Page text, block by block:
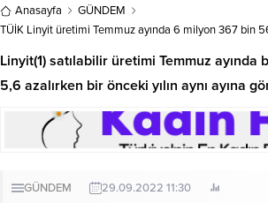
Anasayfa
GÜNDEM
TÜİK Linyit üretimi Temmuz ayında 6 milyon 367 bin
Linyit(1) satılabilir üretimi Temmuz
5,6 azalırken bir önceki yılın aynı ayına
GÜNDEM 29.09.2022 11:30